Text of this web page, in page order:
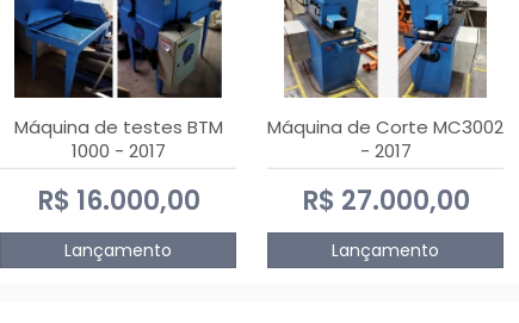
Máquina de testes BTM
1000 - 2017
R$ 16.000,00
Lançamento
Máquina de Corte MC3002
- 2017
R$ 27.000,00
Lançamento